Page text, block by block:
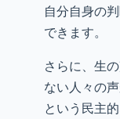
自分自身の
できます。
さらに、生
ない人々の
という民主